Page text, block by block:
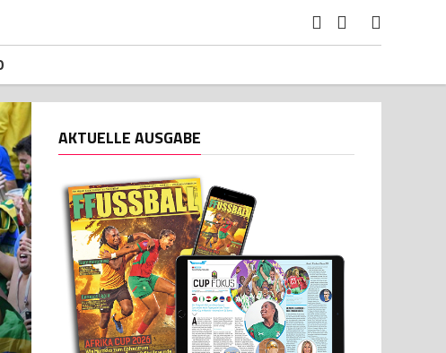
AKTUELLE AUSGABE